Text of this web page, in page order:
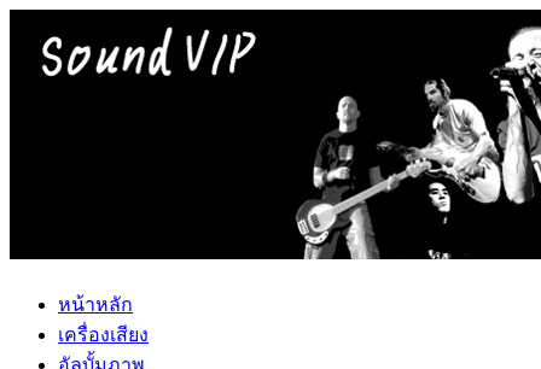
หน้าหลัก
เครื่องเสียง
อัลบั้มภาพ